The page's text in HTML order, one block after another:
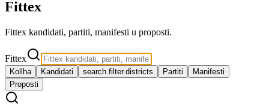
Fittex
Fittex kandidati, partiti, manifesti u proposti.
Fittex
Kollha Kandidati search.filter.districts Partiti
Manifesti
Proposti